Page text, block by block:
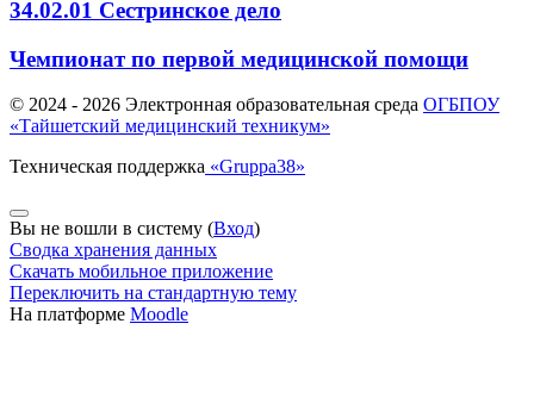
34.02.01 Сестринское дело
Чемпионат по первой медицинской помощи
© 2024 - 2026 Электронная образовательная среда ОГБПОУ
«Тайшетский медицинский техникум»
Техническая поддержка «Gruppa38»
Вы не вошли в систему (Вход)
Сводка хранения данных
Скачать мобильное приложение
Переключить на стандартную тему
На платформе Moodle